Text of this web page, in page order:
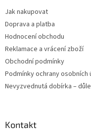
Jak nakupovat
Doprava a platba
Hodnocení obchodu
Reklamace a vrácení zboží
Obchodní podmínky
Podmínky ochrany osobních
Nevyzvednutá dobírka –
Kontakt